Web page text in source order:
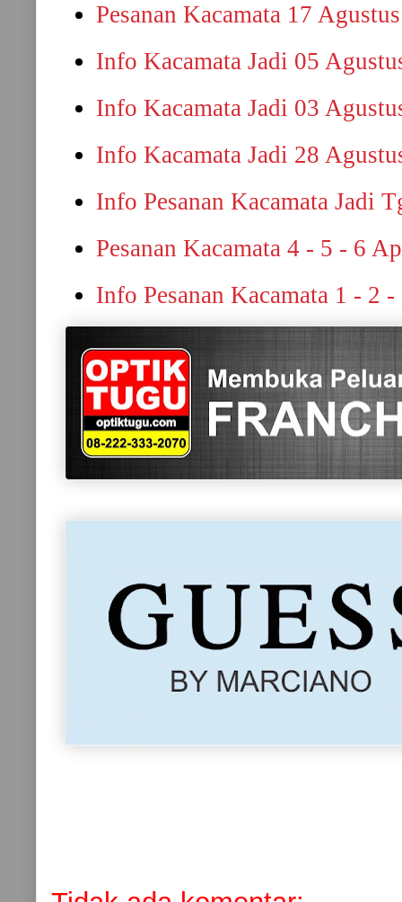
Pesanan Kacamata 17
Info Kacamata Jadi 05
Info Kacamata Jadi 03
Info Kacamata Jadi 28
Info Pesanan Kacamata Jadi
Pesanan Kacamata 4 - 5 - 6
Info Pesanan Kacamata 1 - 2